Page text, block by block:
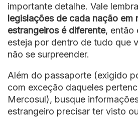
importante detalhe. Vale
legislações de cada nação em
estrangeiros é diferente, então
esteja por dentro de tudo que
não se surpreender.
Além do passaporte (exigido
com exceção daqueles
Mercosul), busque
estrangeiro precisar ter visto